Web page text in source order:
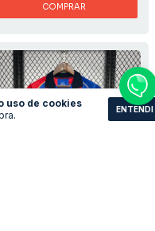
uso de cookies
ENTENDI
COMPRAR